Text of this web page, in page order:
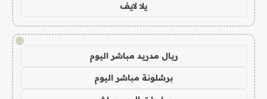
يلا لايف
!
ريال مدريد مباشر اليوم
برشلونة مباشر اليوم